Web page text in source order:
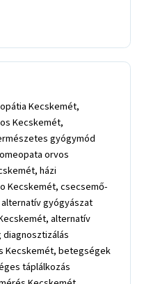
Kecskemét,
Kecskemét,
gyógymód
orvos
házi
Kecskemét, csecsemő-
gyógyászat
alternatív
Kecskemét, betegségek
táplálkozás